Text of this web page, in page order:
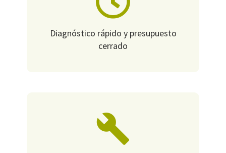
Diagnóstico rápido y presupuesto
cerrado